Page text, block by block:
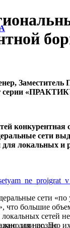
Заместитель
серии
сети
локальных и
сети
что большие
сетей
или поздно
для нас. По